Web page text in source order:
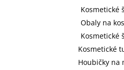
Kosmetické
Obaly na
Kosmetické
Kosmetické
Houbičky na